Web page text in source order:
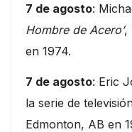
7 de agosto:
Hombre de Acero’,
en 1974.
7 de agosto: Eric
la serie de
Edmonton, AB en